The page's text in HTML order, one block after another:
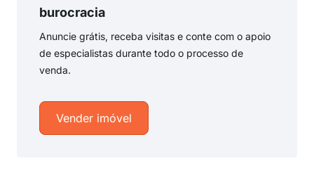
burocracia
Anuncie grátis, receba visitas e conte com o apoio
de especialistas durante todo o processo de
venda.
Vender imóvel